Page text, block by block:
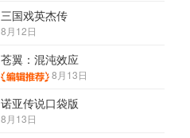
三国戏英杰传
8月12日
苍翼：混沌效应
8月13日
诺亚传说口袋版
8月13日